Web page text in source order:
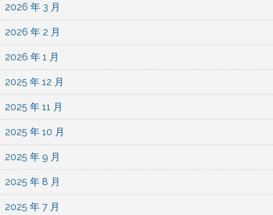
2026 年 3 月
2026 年 2 月
2026 年 1 月
2025 年 12 月
2025 年 11 月
2025 年 10 月
2025 年 9 月
2025 年 8 月
2025 年 7 月